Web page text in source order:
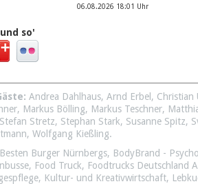
so'
06.08.2026 18:01 Uhr
Andrea Dahlhaus, Arnd Erbel , Christian
, Markus Bölling, Markus Teschner,
Stefan Stretz, Stephan Stark, Susanne Spitz,
, Wolfgang Kießling.
Besten Burger Nürnbergs, BodyBrand -
, Food Truck, Foodtrucks Deutschland
, Kultur- und Kreativwirtschaft,